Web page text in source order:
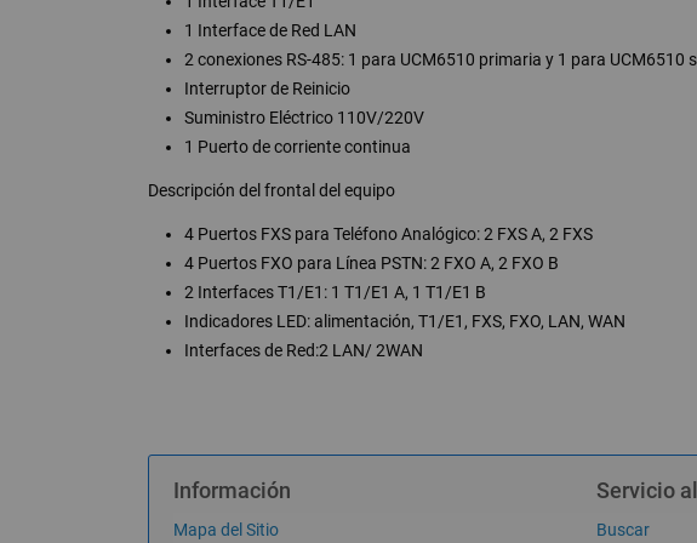
1 Interface de Red LAN
2 conexiones RS-485: 1 para UCM6510 primaria y 1 para UCM6510
Interruptor de Reinicio
Suministro Eléctrico 110V/220V
1 Puerto de corriente continua
Descripción del frontal del equipo
4 Puertos FXS para Teléfono Analógico: 2 FXS A, 2 FXS
4 Puertos FXO para Línea PSTN: 2 FXO A, 2 FXO B
2 Interfaces T1/E1: 1 T1/E1 A, 1 T1/E1 B
Indicadores LED: alimentación, T1/E1, FXS, FXO, LAN, WAN
Interfaces de Red:2 LAN/ 2WAN
Información
Mapa del Sitio
Servicio
Buscar